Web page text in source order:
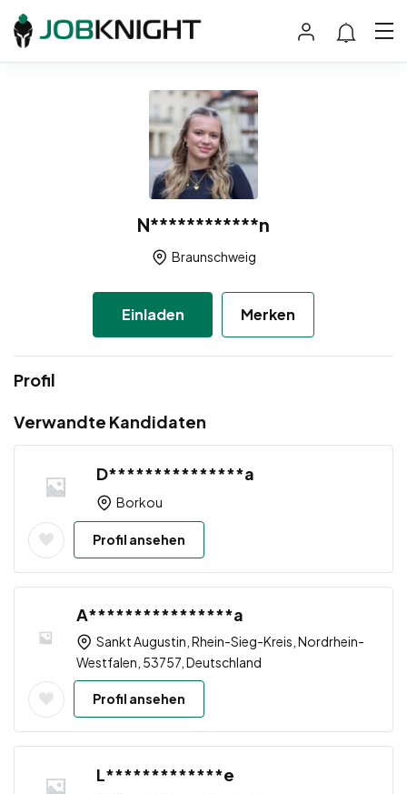
N************n
Braunschweig
Einladen Merken
Profil
Verwandte Kandidaten
D***************a
Borkou
Profil ansehen
A****************a
Sankt Augustin, Rhein-Sieg-Kreis, Nordrhein-
Westfalen, 53757, Deutschland
Profil ansehen
L*************e